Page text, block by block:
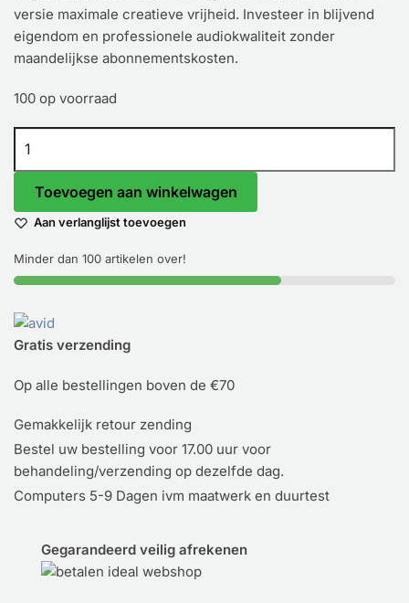
versie maximale creatieve vrijheid. Investeer in blijvend
eigendom en professionele audiokwaliteit zonder
maandelijkse abonnementskosten.
100 op voorraad
Toevoegen aan winkelwagen
Aan verlanglijst toevoegen
Minder dan 100 artikelen over!
Gratis verzending
Op alle bestellingen boven de €70
Gemakkelijk retour zending
Bestel uw bestelling voor 17.00 uur voor
behandeling/verzending op dezelfde dag.
Computers 5-9 Dagen ivm maatwerk en duurtest
Gegarandeerd veilig afrekenen